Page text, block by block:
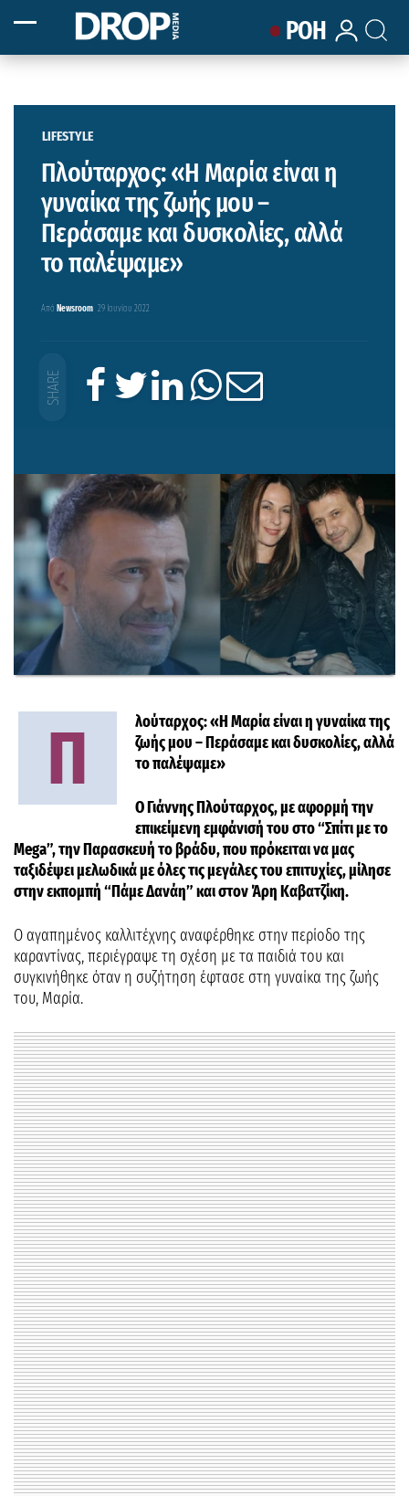
ΡΟΗ
LIFESTYLE
Πλούταρχος: «Η Μαρία είναι η
γυναίκα της ζωής μου –
Περάσαμε και δυσκολίες, αλλά
το παλέψαμε»
Από Newsroom 29 Ιουνίου 2022
Π
λούταρχος: «Η Μαρία είναι η γυναίκα της
ζωής μου – Περάσαμε και δυσκολίες, αλλά
το παλέψαμε»
Ο Γιάννης Πλούταρχος, με αφορμή την
επικείμενη εμφάνισή του στο “Σπίτι με το
Mega”, την Παρασκευή το βράδυ, που πρόκειται να μας
ταξιδέψει μελωδικά με όλες τις μεγάλες του επιτυχίες, μίλησε
στην εκπομπή “Πάμε Δανάη” και στον Άρη Καβατζίκη.
Ο αγαπημένος καλλιτέχνης αναφέρθηκε στην περίοδο της
καραντίνας, περιέγραψε τη σχέση με τα παιδιά του και
συγκινήθηκε όταν η συζήτηση έφτασε στη γυναίκα της ζωής
του, Μαρία.